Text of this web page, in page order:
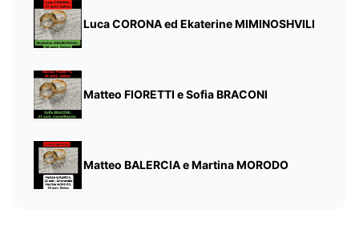
Luca CORONA ed Ekaterine MIMINOSHVILI
Matteo FIORETTI e Sofia BRACONI
Matteo BALERCIA e Martina MORODO